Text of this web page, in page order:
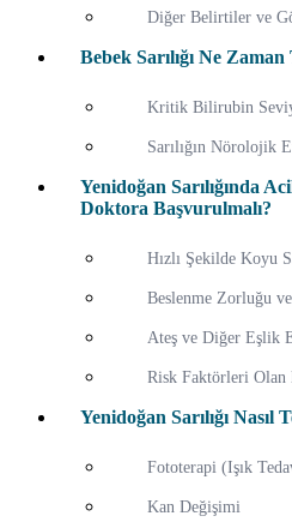
Diğer Belirtiler ve
Bebek Sarılığı Ne
Kritik Bilirubin
Sarılığın Nörolojik
Yenidoğan Sarılığında
Doktora Başvurulmalı?
Hızlı Şekilde Koyu
Beslenme Zorluğu
Ateş ve Diğer Eşlik
Risk Faktörleri Olan
Yenidoğan Sarılığı Nasıl
Fototerapi (Işık
Kan Değişimi